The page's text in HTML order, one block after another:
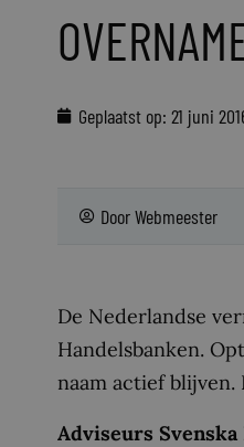
Geplaatst op: 21 juni
DoorWebmeester
De Nederlandse
Handelsbanken.
naam actief
Adviseurs